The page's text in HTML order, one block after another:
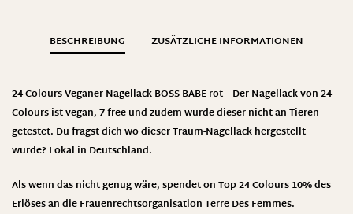
BESCHREIBUNG ZUSÄTZLICHE INFORMATIONEN
24 Colours Veganer Nagellack BOSS BABE rot – Der Nagellack von 24
Colours ist vegan, 7-free und zudem wurde dieser nicht an Tieren
getestet. Du fragst dich wo dieser Traum-Nagellack hergestellt
wurde? Lokal in Deutschland.
Als wenn das nicht genug wäre, spendet on Top 24 Colours 10% des
Erlöses an die Frauenrechtsorganisation Terre Des Femmes.